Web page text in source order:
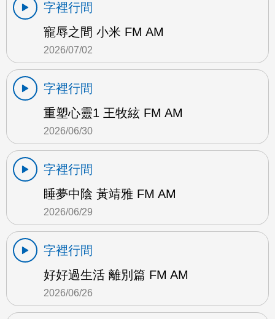
字裡行間
寵辱之間 小米 FM AM
2026/07/02
字裡行間
重塑心靈1 王牧絃 FM AM
2026/06/30
字裡行間
睡夢中陰 黃靖雅 FM AM
2026/06/29
字裡行間
好好過生活 離別篇 FM AM
2026/06/26